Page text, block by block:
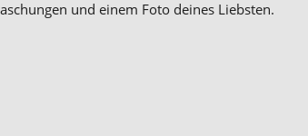
und einem Foto deines Liebsten.